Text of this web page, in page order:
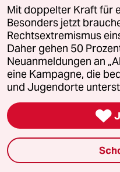
Kantine
Shop
Anzeigen
Fragen & Hilfe
Feedback
Mit doppelter Kraft für
Besonders jetzt
Rechtsextremismus
Daher gehen 50
Neuanmeldungen an
eine Kampagne, die
und Jugendorte
